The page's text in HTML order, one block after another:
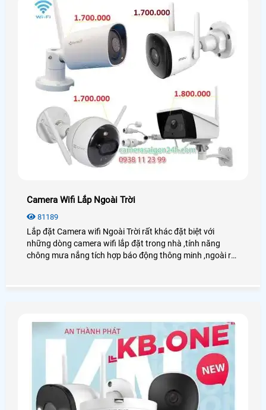
Camera Wifi Lắp Ngoài Trời
81189
Lắp đặt Camera wifi Ngoài Trời rất khác đặt biệt với
những dòng camera wifi lắp đặt trong nhà ,tính năng
chông mưa nắng tích hợp báo động thông minh ,ngoài ra
hãng giá rẻ